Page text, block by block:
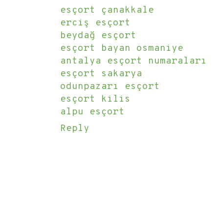
esçort çanakkale
erciş esçort
beydağ esçort
esçort bayan osmaniye
antalya esçort numaraları
esçort sakarya
odunpazarı esçort
esçort kilis
alpu esçort
Reply